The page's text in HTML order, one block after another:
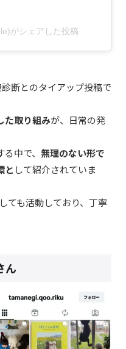
がシェアした投稿
断とのタイアップ投稿で
た取り組みが、日常の発
中で、 無理のない形で
と して紹介されていま
ても活動しており、丁寧
ん